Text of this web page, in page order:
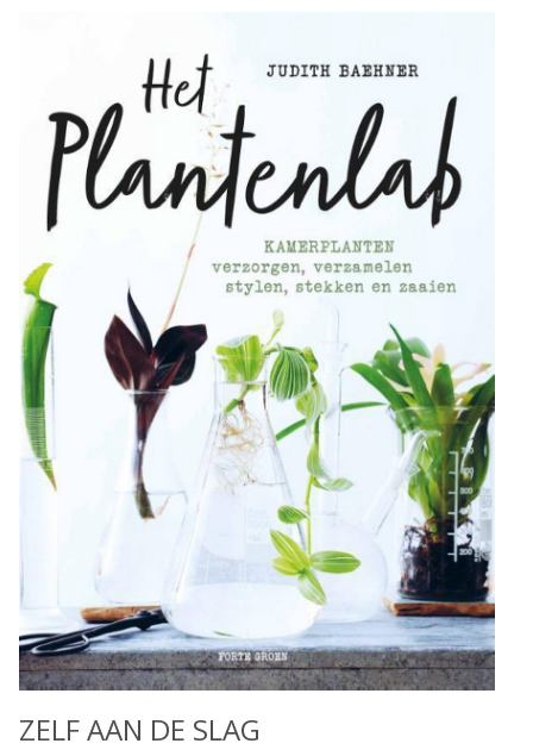
ZELF AAN DE SLAG